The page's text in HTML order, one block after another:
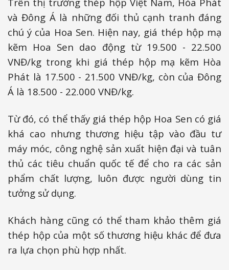
và Đông Á là những đối thủ cạnh tranh đáng
chú ý của Hoa Sen. Hiện nay, giá thép hộp mạ
kẽm Hoa Sen dao động từ 19.500 - 22.500
VNĐ/kg trong khi giá thép hộp mạ kẽm Hòa
Phát là 17.500 - 21.500 VNĐ/kg, còn của Đông
Á là 18.500 - 22.000 VNĐ/kg.
Từ đó, có thể thấy giá thép hộp Hoa Sen có giá
khá cao nhưng thương hiệu tập vào đầu tư
máy móc, công nghệ sản xuất hiện đại và tuân
thủ các tiêu chuẩn quốc tế để cho ra các sản
phẩm chất lượng, luôn được người dùng tin
tưởng sử dụng.
Khách hàng cũng có thể tham khảo thêm giá
thép hộp của một số thương hiệu khác để đưa
ra lựa chọn phù hợp nhất.